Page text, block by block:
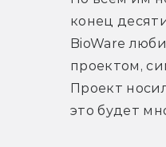
конец
BioWare
проектом,
Проект
это будет